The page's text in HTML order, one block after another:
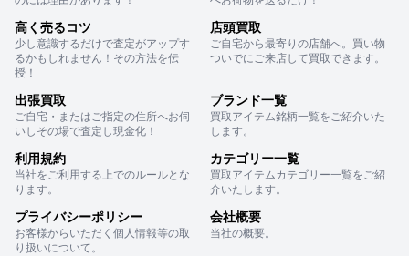
高く売るコツ
少し意識するだけで査定がアップす
るかもしれません！その方法を伝
授！
店頭買取
ご自宅から最寄りの店舗へ。買い物
ついでにご来店して買取できます。
出張買取
ご自宅・またはご指定の住所へお伺
いしその場で査定し現金化！
ブランド一覧
買取アイテム銘柄一覧をご紹介いた
します。
利用規約
当社をご利用する上でのルールとな
ります。
カテゴリー一覧
買取アイテムカテゴリー一覧をご紹
介いたします。
プライバシーポリシー
お客様からいただく個人情報等の取
り扱いについて。
会社概要
当社の概要。